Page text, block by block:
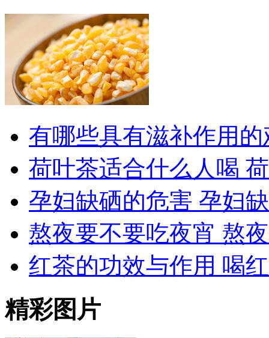
有哪些具有滋补作用的
荷叶茶适合什么人喝
孕妇缺硒的危害 孕妇
熬夜要不要吃夜宵 熬
红茶的功效与作用 喝
精彩图片